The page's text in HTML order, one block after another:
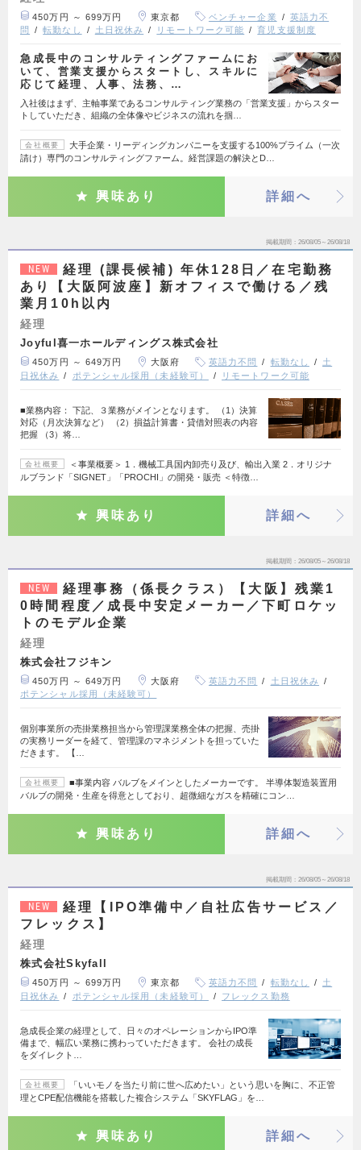
450万円 ～ 699万円 東京都 ベンチャー企業
英語力不
問
転勤なし 土日祝休み リモートワーク可能 育児支援制度
急成長中のコンサルティングファームにお
いて、営業支援からスタートし、スキルに
応じて経理、人事、法務、…
入社後はまず、主軸事業であるコンサルティング業務の「営業支援」からスター
トしていただき、組織の全体像やビジネスの流れを掴…
会社概要
大手企業・リーディングカンパニーを支援する100%プライム（一次
請け）専門のコンサルティングファーム。経営課題の解決とD…
興味あり 詳細へ
掲載期間 26/08/05～26/08/18
NEW
経理 (課長候補) 年休128日／在宅勤務
あり【大阪阿波座】新オフィスで働ける／残
業月10h以内
経理
Joyful喜一ホールディングス株式会社
450万円 ～ 649万円 大阪府 英語力不問 転勤なし
土
日祝休み
ポテンシャル採用（未経験可） リモートワーク可能
■業務内容： 下記、３業務がメインとなります。 （1）決算
対応（月次決算など） （2）損益計算書・貸借対照表の内容
把握 （3）将…
会社概要
＜事業概要＞ 1．機械工具国内卸売り及び、輸出入業 2．オリジナ
ルブランド「SIGNET」「PROCHI」の開発・販売 ＜特徴…
興味あり 詳細へ
掲載期間 26/08/05～26/08/18
NEW
経理事務（係長クラス）【大阪】残業1
0時間程度／成長中安定メーカー／下町ロケッ
トのモデル企業
経理
株式会社フジキン
450万円 ～ 649万円 大阪府 英語力不問
土日祝休み
ポテンシャル採用（未経験可）
個別事業所の売掛業務担当から管理課業務全体の把握、売掛
の実務リーダーを経て、管理課のマネジメントを担っていた
だきます。 【…
会社概要
■事業内容 バルブをメインとしたメーカーです。 半導体製造装置用
バルブの開発・生産を得意としており、超微細なガスを精確にコン…
興味あり 詳細へ
掲載期間 26/08/05～26/08/18
NEW
経理【IPO準備中／自社広告サービス／
フレックス】
経理
株式会社Skyfall
450万円 ～ 699万円 東京都 英語力不問 転勤なし
土
日祝休み
ポテンシャル採用（未経験可） フレックス勤務
急成長企業の経理として、日々のオペレーションからIPO準
備まで、幅広い業務に携わっていただきます。 会社の成長
をダイレクト…
会社概要
「いいモノを当たり前に世へ広めたい」という思いを胸に、不正管
理とCPE配信機能を搭載した複合システム「SKYFLAG」を…
興味あり 詳細へ